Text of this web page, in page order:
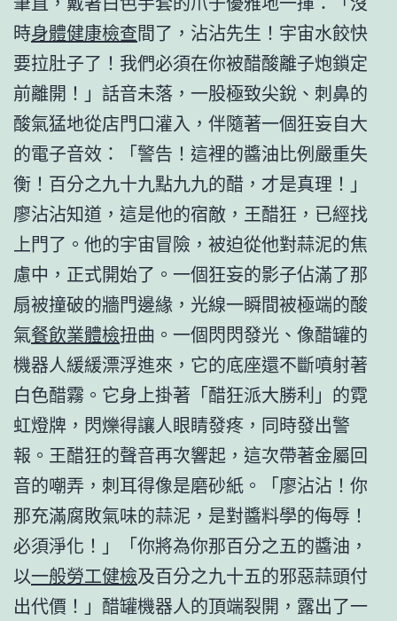
時身體健康檢查間了，沾沾先生！宇宙水餃快
要拉肚子了！我們必須在你被醋酸離子炮鎖定
前離開！」話音未落，一股極致尖銳、刺鼻的
酸氣猛地從店門口灌入，伴隨著一個狂妄自大
的電子音效：「警告！這裡的醬油比例嚴重失
衡！百分之九十九點九九的醋，才是真理！」
廖沾沾知道，這是他的宿敵，王醋狂，已經找
上門了。他的宇宙冒險，被迫從他對蒜泥的焦
慮中，正式開始了。一個狂妄的影子佔滿了那
扇被撞破的牆門邊緣，光線一瞬間被極端的酸
氣餐飲業體檢扭曲。一個閃閃發光、像醋罐的
機器人緩緩漂浮進來，它的底座還不斷噴射著
白色醋霧。它身上掛著「醋狂派大勝利」的霓
虹燈牌，閃爍得讓人眼睛發疼，同時發出警
報。王醋狂的聲音再次響起，這次帶著金屬回
音的嘲弄，刺耳得像是磨砂紙。「廖沾沾！你
那充滿腐敗氣味的蒜泥，是對醬料學的侮辱！
必須淨化！」「你將為你那百分之五的醬油，
以一般勞工健檢及百分之九十五的邪惡蒜頭付
出代價！」醋罐機器人的頂端裂開，露出了一